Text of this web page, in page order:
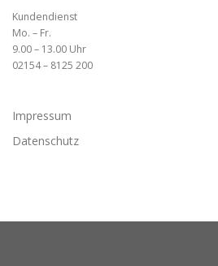
Kundendienst
Mo. – Fr.
9.00 – 13.00 Uhr
02154 – 8125 200
Impressum
Datenschutz